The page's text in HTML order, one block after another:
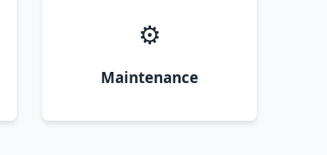
⚙️
Maintenance